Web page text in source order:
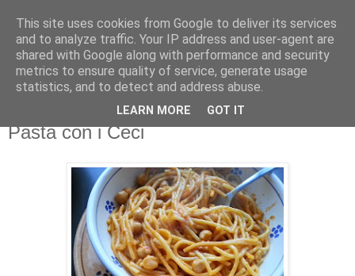
La Cucina di Liana
4 gatti in cucina... i miei assistenti di cucina!
giovedì 15 gennaio 2015
Pasta con i Ceci
This site uses cookies from Google to deliver its services
and to analyze traffic. Your IP address and user-agent are
shared with Google along with performance and security
metrics to ensure quality of service, generate usage
statistics, and to detect and address abuse.
LEARN MORE GOT IT